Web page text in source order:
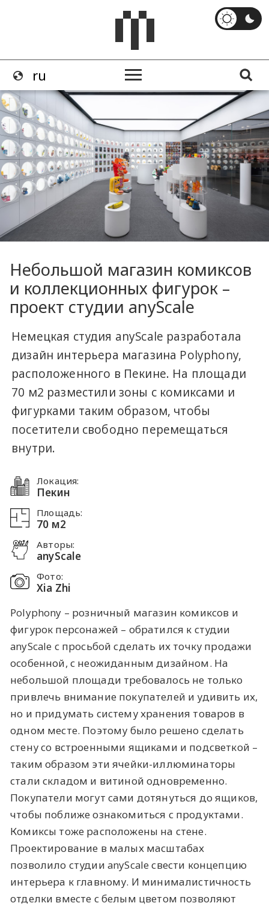
Небольшой магазин комиксов
и коллекционных фигурок –
проект студии anyScale
Немецкая студия anyScale разработала
дизайн интерьера магазина Polyphony,
расположенного в Пекине. На площади
70 м2 разместили зоны с комиксами и
фигурками таким образом, чтобы
посетители свободно перемещаться
внутри.
Локация:
Пекин
Площадь:
70 м2
Авторы:
anyScale
Фото:
Xia Zhi
Polyphony – розничный магазин комиксов и
фигурок персонажей – обратился к студии
anyScale с просьбой сделать их точку продажи
особенной, с неожиданным дизайном. На
небольшой площади требовалось не только
привлечь внимание покупателей и удивить их,
но и придумать систему хранения товаров в
одном месте. Поэтому было решено сделать
стену со встроенными ящиками и подсветкой –
таким образом эти ячейки-иллюминаторы
стали складом и витиной одновременно.
Покупатели могут сами дотянуться до ящиков,
чтобы поближе ознакомиться с продуктами.
Комиксы тоже расположены на стене.
Проектирование в малых масштабах
позволило студии anyScale свести концепцию
интерьера к главному. И минималистичность
отделки вместе с белым цветом позволяют